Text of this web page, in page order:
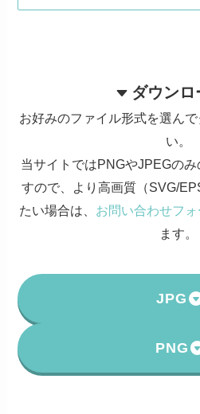
ダウンロ
お好みのファイル形式を選ん
い。
当サイトではPNGやJPEGの
すので、より高画質（SVG/
たい場合は、 お問い合わせフォ
ます。
JPG
PNG